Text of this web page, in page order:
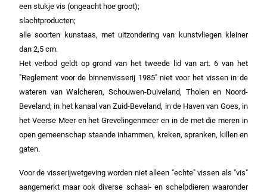
een stukje vis (ongeacht hoe groot);
slachtproducten;
alle soorten kunstaas, met uitzondering van kunstvliegen kleiner
dan 2,5 cm.
Het verbod geldt op grond van het tweede lid van art. 6 van het
"Reglement voor de binnenvisserij 1985" niet voor het vissen in de
wateren van Walcheren, Schouwen-Duiveland, Tholen en Noord-
Beveland, in het kanaal van Zuid-Beveland, in de Haven van Goes, in
het Veerse Meer en het Grevelingenmeer en in de met die meren in
open gemeenschap staande inhammen, kreken, spranken, killen en
gaten.
Voor de visserijwetgeving worden niet alleen "echte" vissen als "vis"
aangemerkt maar ook diverse schaal- en schelpdieren waaronder